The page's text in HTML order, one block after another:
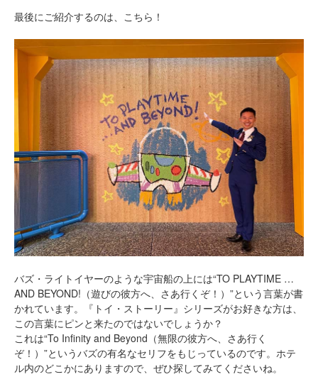
最後にご紹介するのは、こちら！
バズ・ライトイヤーのような宇宙船の上には“TO PLAYTIME …
AND BEYOND!（遊びの彼方へ、さあ行くぞ！）”という言葉が書
かれています。『トイ・ストーリー』シリーズがお好きな方は、
この言葉にピンと来たのではないでしょうか？
これは“To Infinity and Beyond（無限の彼方へ、さあ行く
ぞ！）”というバズの有名なセリフをもじっているのです。ホテ
ル内のどこかにありますので、ぜひ探してみてくださいね。